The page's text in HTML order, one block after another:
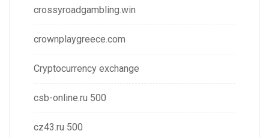
crossyroadgambling.win
crownplaygreece.com
Cryptocurrency exchange
csb-online.ru 500
cz43.ru 500